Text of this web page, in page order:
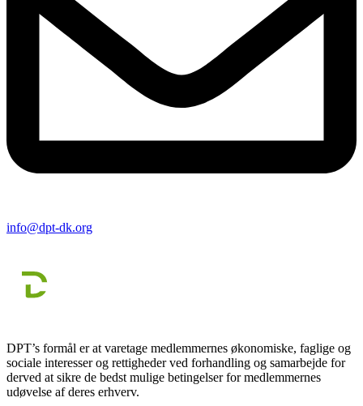
info@dpt-dk.org
DPT’s formål er at varetage medlemmernes økonomiske, faglige og
sociale interesser og rettigheder ved forhandling og samarbejde for
derved at sikre de bedst mulige betingelser for medlemmernes
udøvelse af deres erhverv.